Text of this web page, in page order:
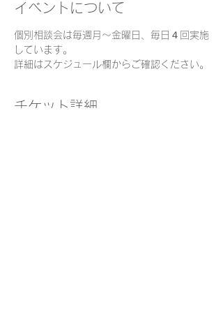
イベントについて
個別相談会は毎週月～金曜日、毎日４回実施
しています。
詳細はスケジュール欄からご確認ください。
チケット詳細